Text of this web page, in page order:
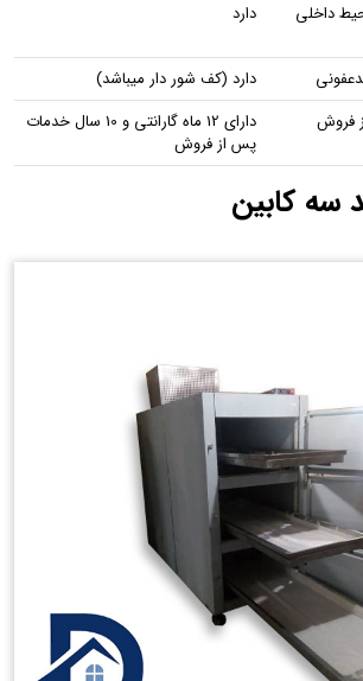
داخلی
دارد
دارد (کف شور دار میباشد)
فروش
دارای 12 ماه گارانتی و 10 سال خدمات
پس از فروش
سه کابین